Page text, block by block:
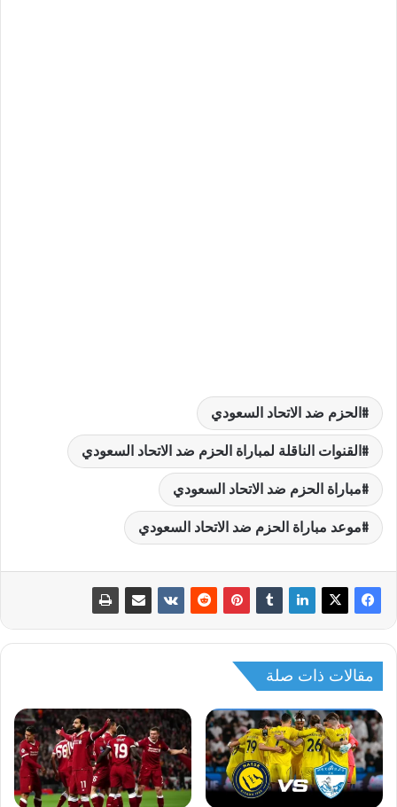
الحزم ضد الاتحاد السعودي
القنوات الناقلة لمباراة الحزم ضد الاتحاد السعودي
مباراة الحزم ضد الاتحاد السعودي
موعد مباراة الحزم ضد الاتحاد السعودي
مقالات ذات صلة